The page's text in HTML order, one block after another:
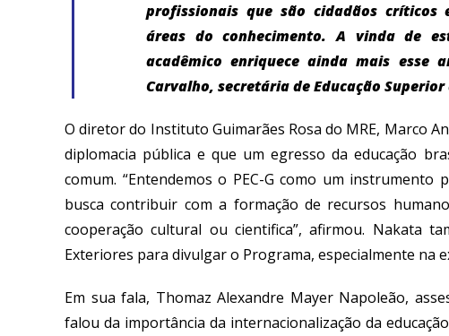
profissionais que são cidadãos críticos
áreas do conhecimento. A vinda de
acadêmico enriquece ainda mais esse
Carvalho, secretária de Educação Superior
O diretor do Instituto Guimarães Rosa do MRE, Marco
diplomacia pública e que um egresso da educação
comum. “Entendemos o PEC-G como um
busca contribuir com a formação de recursos
cooperação cultural ou cientifica”, afirmou. Nakata
Exteriores para divulgar o Programa, especialmente na
Em sua fala, Thomaz Alexandre Mayer Napoleão, a
falou da importância da internacionalização da